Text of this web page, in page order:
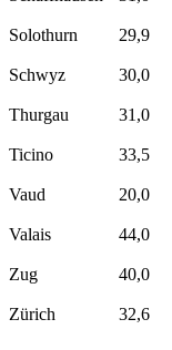
Solothurn
29,9
Schwyz
30,0
Thurgau
31,0
Ticino
33,5
Vaud
20,0
Valais
44,0
Zug
40,0
Zürich
32,6